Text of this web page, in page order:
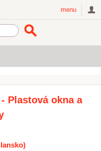
menu
Plastová okna a